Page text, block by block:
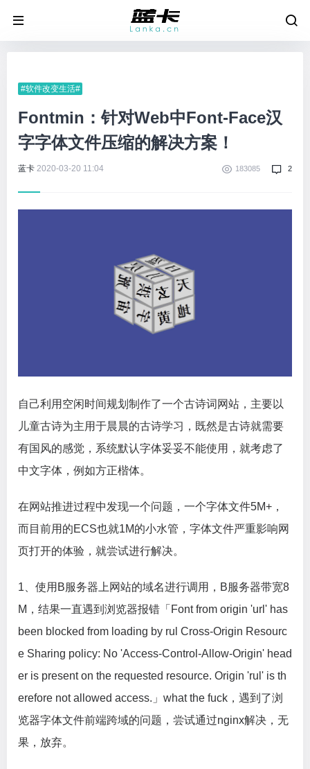
#软件改变生活#
Fontmin：针对Web中Font-Face汉
字字体文件压缩的解决方案！
蓝卡 2020-03-20 11:04 183085 2
自己利用空闲时间规划制作了一个古诗词网站，主要以
儿童古诗为主用于晨晨的古诗学习，既然是古诗就需要
有国风的感觉，系统默认字体妥妥不能使用，就考虑了
中文字体，例如方正楷体。
在网站推进过程中发现一个问题，一个字体文件5M+，
而目前用的ECS也就1M的小水管，字体文件严重影响网
页打开的体验，就尝试进行解决。
1、使用B服务器上网站的域名进行调用，B服务器带宽8
M，结果一直遇到浏览器报错「Font from origin 'url' has
been blocked from loading by rul Cross-Origin Resourc
e Sharing policy: No 'Access-Control-Allow-Origin' head
er is present on the requested resource. Origin 'rul' is th
erefore not allowed access.」what the fuck，遇到了浏
览器字体文件前端跨域的问题，尝试通过nginx解决，无
果，放弃。